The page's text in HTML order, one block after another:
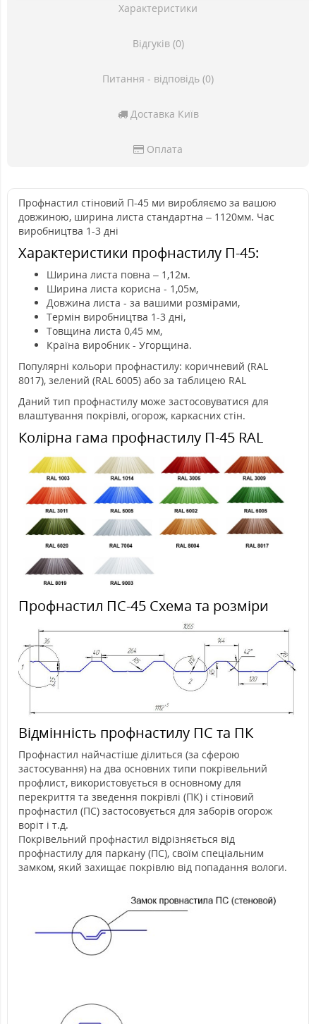
Характеристики
Відгуків (0)
Питання - відповідь (0)
Доставка Київ
Оплата
Профнастил стіновий П-45 ми виробляємо за вашою
довжиною, ширина листа стандартна – 1120мм. Час
виробництва 1-3 дні
Характеристики профнастилу П-45:
Ширина листа повна – 1,12м.
Ширина листа корисна - 1,05м,
Довжина листа - за вашими розмірами,
Термін виробництва 1-3 дні,
Товщина листа 0,45 мм,
Країна виробник - Угорщина.
Популярні кольори профнастилу: коричневий (RAL
8017), зелений (RAL 6005) або за таблицею RAL
Даний тип профнастилу може застосовуватися для
влаштування покрівлі, огорож, каркасних стін.
Колірна гама профнастилу П-45 RAL
Профнастил ПС-45 Схема та розміри
Відмінність профнастилу ПС та ПК
Профнастил найчастіше ділиться (за сферою
застосування) на два основних типи покрівельний
профлист, використовується в основному для
перекриття та зведення покрівлі (ПК) і стіновий
профнастил (ПС) застосовується для заборів огорож
воріт і т.д.
Покрівельний профнастил відрізняється від
профнастилу для паркану (ПС), своїм спеціальним
замком, який захищає покрівлю від попадання вологи.